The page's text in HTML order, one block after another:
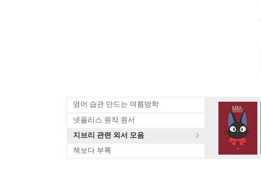
영어 습관 만드는 여름방학
넷플리스 원작 원서
지브리 관련 외서 모음
책보다 부록